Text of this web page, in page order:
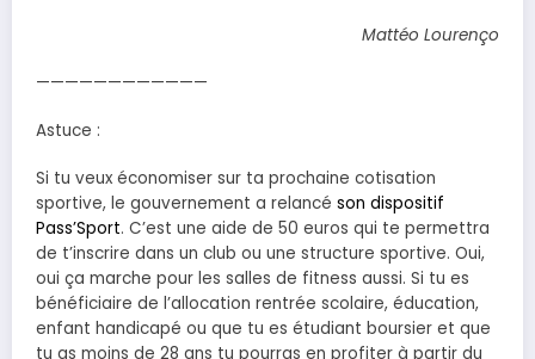
Mattéo Lourenço
————————————
Astuce :
Si tu veux économiser sur ta prochaine cotisation
sportive, le gouvernement a relancé son dispositif
Pass’Sport. C’est une aide de 50 euros qui te permettra
de t’inscrire dans un club ou une structure sportive. Oui,
oui ça marche pour les salles de fitness aussi. Si tu es
bénéficiaire de l’allocation rentrée scolaire, éducation,
enfant handicapé ou que tu es étudiant boursier et que
tu as moins de 28 ans tu pourras en profiter à partir du